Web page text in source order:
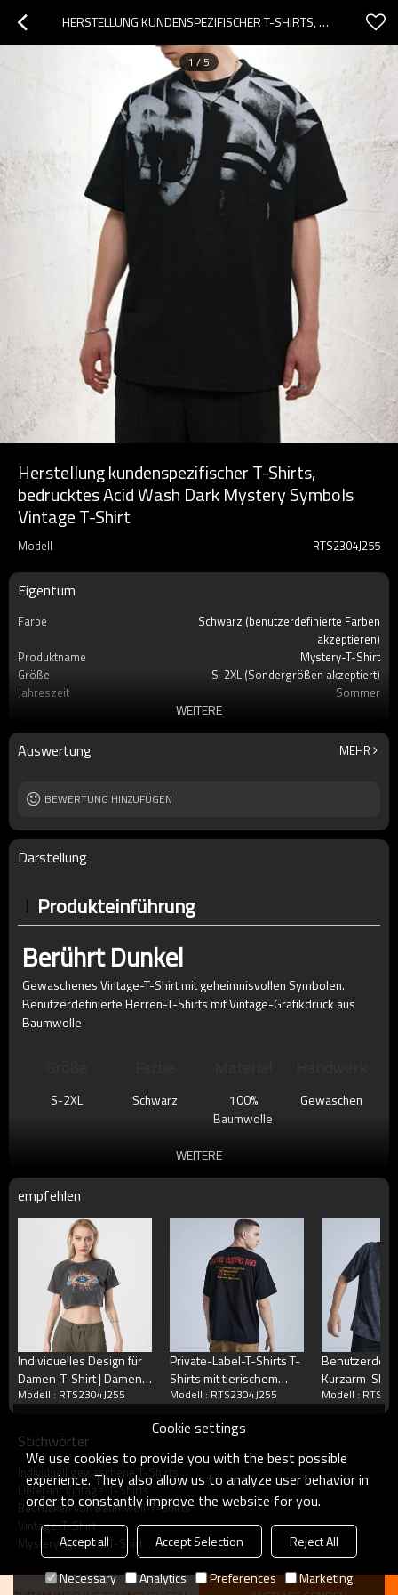
HERSTELLUNG KUNDENSPEZIFISCHER T-SHIRTS, BEDRUCKTES ACID WASH DARK MYSTERY SYMBOLS VINTAGE T-SHIRT
1 /5
Herstellung kundenspezifischer T-Shirts,
bedrucktes Acid Wash Dark Mystery Symbols
Vintage T-Shirt
Modell RTS2304J255
Eigentum
Farbe
Schwarz (benutzerdefinierte Farben
akzeptieren)
Produktname
Mystery-T-Shirt
Größe
S-2XL (Sondergrößen akzeptiert)
Jahreszeit
Sommer
Benutzerdefiniertes Etikett akzeptieren
Marke
Berührt Dunkel
Produktname
Mystery Symbols Vintage T-Shirt
WEITERE
Auswertung MEHR
BEWERTUNG HINZUFÜGEN
Darstellung
Produkteinführung
Berührt Dunkel
Gewaschenes Vintage-T-Shirt mit geheimnisvollen Symbolen.
Benutzerdefinierte Herren-T-Shirts mit Vintage-Grafikdruck aus
Baumwolle
S-2XL Schwarz
100%
Baumwolle
Gewaschen
WEITERE
empfehlen
Individuelles Design für
Damen-T-Shirt | Damen
230GSM Baumwolle
Druck
Modell : RTS2304J255
Private-Label-T-Shirts T-
Shirts mit tierischem
Baumwolldruck für
Modell : RTS2304J255
Kurzarm-
Gewaschene
dunklem
Modell :
Stichwörter
Individuell gewaschene T-Shirts
Lieferant Vintage-T-Shirts
Bedrucken von Baumwoll-T-Shirts
Vintage-T-Shirt
Mystery Symbols T-Shirt
Cookie settings
We use cookies to provide you with the best possible
experience. They also allow us to analyze user behavior in
order to constantly improve the website for you.
Accept all Accept Selection
Reject All
Necessary
Analytics Preferences Marketing